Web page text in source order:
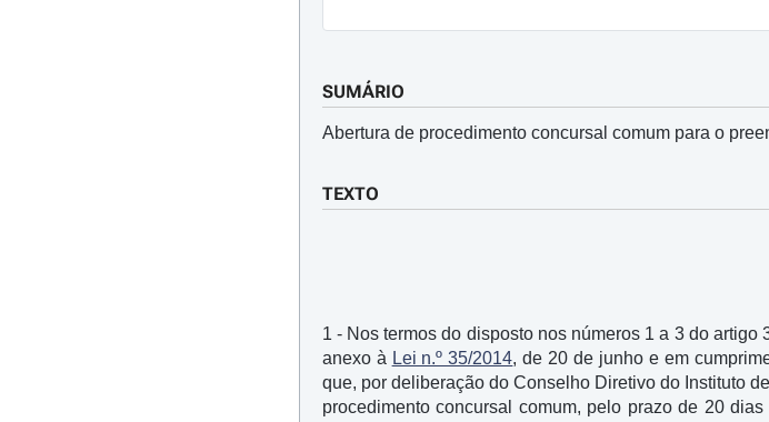
SUMÁRIO
Abertura de procedimento concursal comum para o
TEXTO
1 - Nos termos do disposto nos números 1 a 3 do
anexo à Lei n.º 35/2014, de 20 de junho e em
que, por deliberação do Conselho Diretivo do Instituto
procedimento concursal comum, pelo prazo de 20